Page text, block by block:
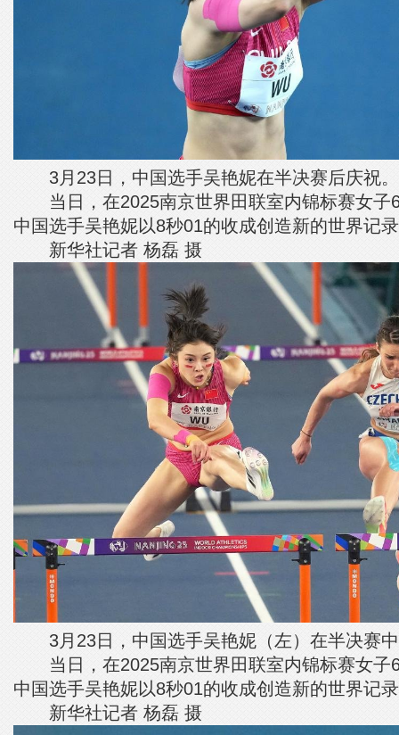
3月23日，中国选手吴艳妮在半决赛后庆祝。
当日，在2025南京世界田联室内锦标赛女子
中国选手吴艳妮以8秒01的收成创造新的世界记
新华社记者 杨磊 摄
3月23日，中国选手吴艳妮（左）在半决赛
当日，在2025南京世界田联室内锦标赛女子
中国选手吴艳妮以8秒01的收成创造新的世界记
新华社记者 杨磊 摄